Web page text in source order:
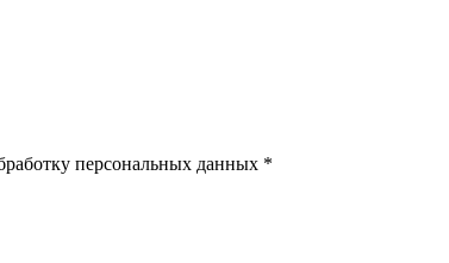
персональных данных *